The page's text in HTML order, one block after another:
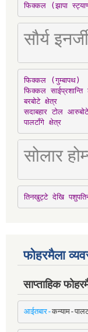
फिक्कल (झापा
सौर्य
फिक्कल (गुम्बापथ)
फिक्कल साईप्रशान्ति
बरबोटे क्षेत्र
सदाबहार टोल आरुबोटे
पालटाँगे क्षेत्र
सोलार
तिनखुट्टे देखि
फोहरमैला
साप्ताहिक
आईतबार-कन्याम-